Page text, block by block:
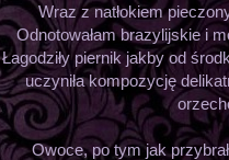
Wraz z natłokiem
Odnotowałam brazylijskie i
Łagodziły piernik jakby od
uczyniła kompozycję
Owoce, po tym jak